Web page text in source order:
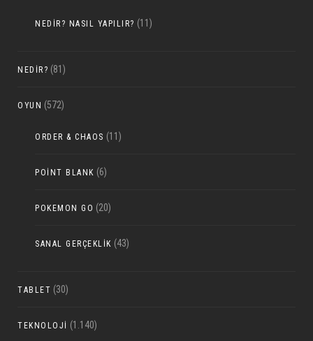
NEDIR? NASIL YAPILIR? (11)
NEDIR? (81)
OYUN (572)
ORDER & CHAOS (11)
POINT BLANK (6)
POKEMON GO (20)
SANAL GERÇEKLIK (43)
TABLET (30)
TEKNOLOJI (1.140)